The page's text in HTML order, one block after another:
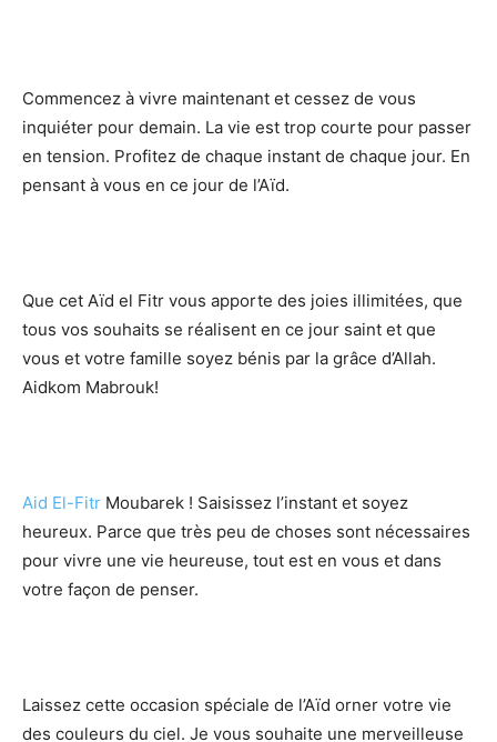
Commencez à vivre maintenant et cessez de vous
inquiéter pour demain. La vie est trop courte pour passer
en tension. Profitez de chaque instant de chaque jour. En
pensant à vous en ce jour de l’Aïd.
Que cet Aïd el Fitr vous apporte des joies illimitées, que
tous vos souhaits se réalisent en ce jour saint et que
vous et votre famille soyez bénis par la grâce d’Allah.
Aidkom Mabrouk!
Aid El-Fitr Moubarek ! Saisissez l’instant et soyez
heureux. Parce que très peu de choses sont nécessaires
pour vivre une vie heureuse, tout est en vous et dans
votre façon de penser.
Laissez cette occasion spéciale de l’Aïd orner votre vie
des couleurs du ciel. Je vous souhaite une merveilleuse